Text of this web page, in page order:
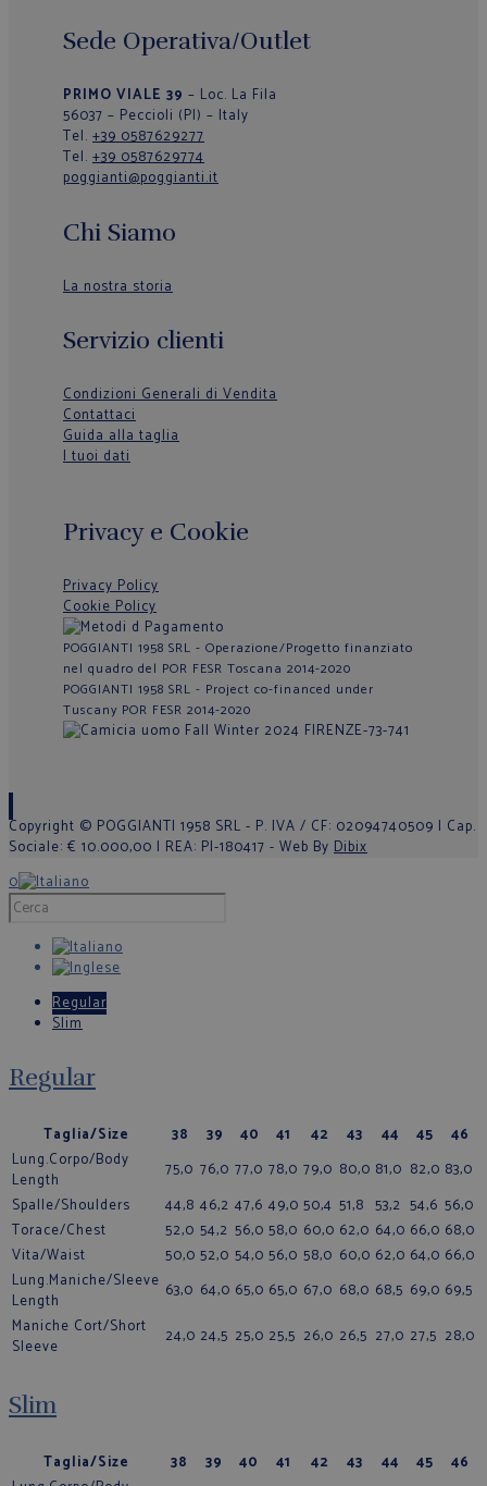
Sede Operativa/Outlet
PRIMO VIALE 39 – Loc. La Fila
56037 – Peccioli (PI) – Italy
Tel. +39 0587629277
Tel. +39 0587629774
poggianti@poggianti.it
Chi Siamo
La nostra storia
Servizio clienti
Condizioni Generali di Vendita
Contattaci
Guida alla taglia
I tuoi dati
Privacy e Cookie
Privacy Policy
Cookie Policy
POGGIANTI 1958 SRL - Operazione/Progetto finanziato
nel quadro del POR FESR Toscana 2014-2020
POGGIANTI 1958 SRL - Project co-financed under
Tuscany POR FESR 2014-2020
Copyright © POGGIANTI 1958 SRL - P. IVA / CF: 02094740509 | Cap.
Sociale: € 10.000,00 | REA: PI-180417 - Web By Dibix
0
Regular
Slim
Regular
Taglia/Size 38 39 40 41 42 43 44 45
46
Lung.Corpo/Body
Length
75,0 76,0 77,0 78,0 79,0 80,0 81,0 82,0 83,0
Spalle/Shoulders
44,8 46,2 47,6 49,0 50,4 51,8 53,2 54,6 56,0
Torace/Chest
52,0 54,2 56,0 58,0 60,0 62,0 64,0 66,0 68,0
Vita/Waist
50,0 52,0 54,0 56,0 58,0 60,0 62,0 64,0 66,0
Lung.Maniche/Sleeve
Length
63,0 64,0 65,0 65,0 67,0 68,0 68,5 69,0 69,5
Maniche Cort/Short
Sleeve
24,0 24,5 25,0 25,5 26,0 26,5 27,0 27,5 28,0
Slim
Taglia/Size 38 39 40 41 42 43 44 45
46